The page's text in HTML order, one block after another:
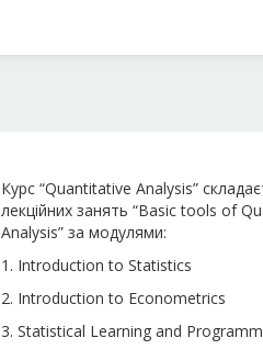
Курс “Quantitative Analysis”
лекційних занять “Basic tools of
Analysis” за модулями:
1. Introduction to Statistics
2. Introduction to Econometrics
3. Statistical Learning and